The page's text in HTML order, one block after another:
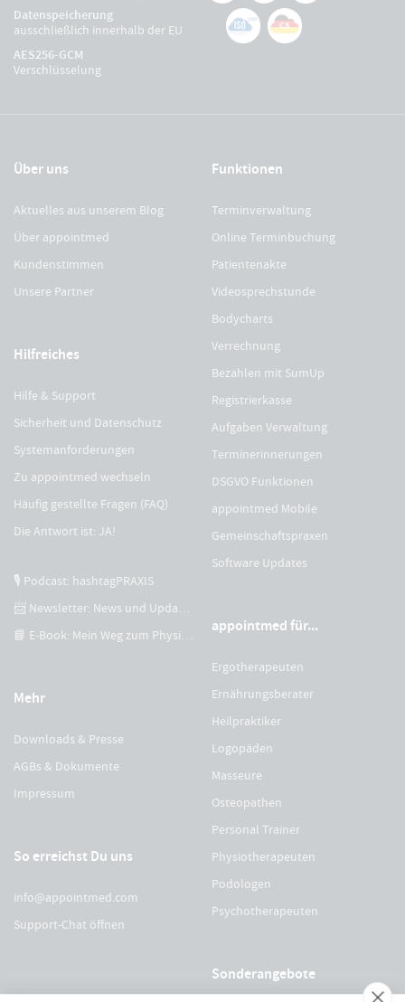
Datenspeicherung
ausschließlich innerhalb der EU
AES256-GCM
Verschlüsselung
Über uns
Aktuelles aus unserem Blog
Über appointmed
Kundenstimmen
Unsere Partner
Hilfreiches
Hilfe & Support
Sicherheit und Datenschutz
Systemanforderungen
Zu appointmed wechseln
Häufig gestellte Fragen (FAQ)
Die Antwort ist: JA!
🎙 Podcast: hashtagPRAXIS
📨 Newsletter: News und Updates
📘 E-Book: Mein Weg zum Physiotherapeuten
Mehr
Downloads & Presse
AGBs & Dokumente
Impressum
So erreichst Du uns
info@appointmed.com
Support-Chat öffnen
Funktionen
Terminverwaltung
Online Terminbuchung
Patientenakte
Videosprechstunde
Bodycharts
Verrechnung
Bezahlen mit SumUp
Registrierkasse
Aufgaben Verwaltung
Terminerinnerungen
DSGVO Funktionen
appointmed Mobile
Gemeinschaftspraxen
Software Updates
appointmed für...
Ergotherapeuten
Ernährungsberater
Heilpraktiker
Logopäden
Masseure
Osteopathen
Personal Trainer
Physiotherapeuten
Podologen
Psychotherapeuten
Sonderangebote